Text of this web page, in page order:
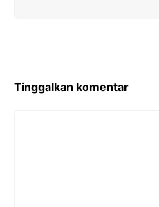
Tinggalkan komentar